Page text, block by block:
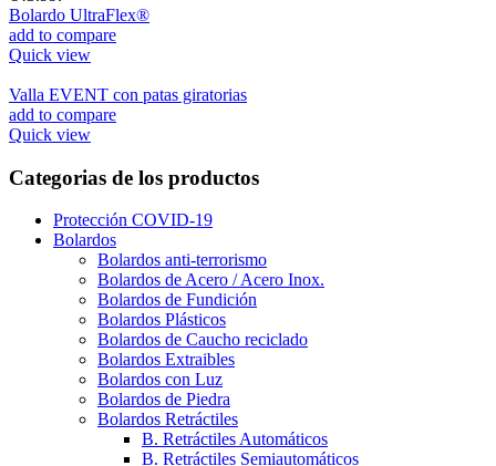
Bolardo UltraFlex®
add to compare
Quick view
Valla EVENT con patas giratorias
add to compare
Quick view
Categorias de los productos
Protección COVID-19
Bolardos
Bolardos anti-terrorismo
Bolardos de Acero / Acero Inox.
Bolardos de Fundición
Bolardos Plásticos
Bolardos de Caucho reciclado
Bolardos Extraibles
Bolardos con Luz
Bolardos de Piedra
Bolardos Retráctiles
B. Retráctiles Automáticos
B. Retráctiles Semiautomáticos